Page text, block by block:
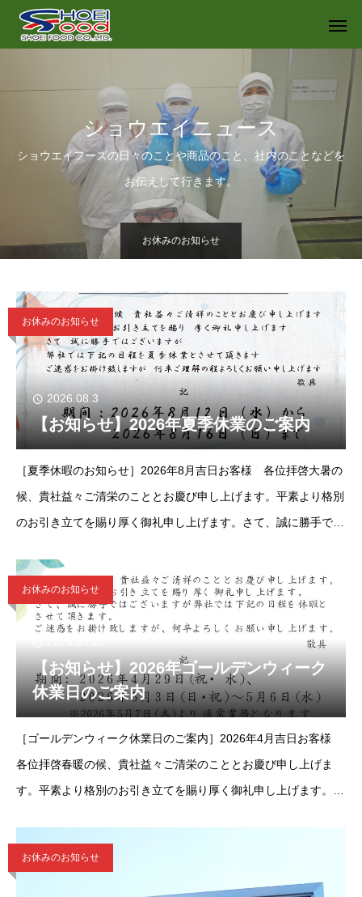
ショウエイニュース
ショウエイフーズの日々のことや商品のこと、社内のことなどを
お伝えして行きます。
お休みのお知らせ
お休みのお知らせ
2026.08.3
【お知らせ】2026年夏季休業のご案内
［夏季休暇のお知らせ］2026年8月吉日お客様 各位拝啓大暑の
候、貴社益々ご清栄のこととお慶び申し上げます。平素より格別
のお引き立てを賜り厚く御礼申し上げます。さて、誠に勝手では
惑をお掛
お休みのお知らせ
【お知らせ】2026年ゴールデンウィーク
休業日のご案内
［ゴールデンウィーク休業日のご案内］2026年4月吉日お客様
各位拝啓春暖の候、貴社益々ご清栄のこととお慶び申し上げま
す。平素より格別のお引き立てを賜り厚く御礼申し上げます。さ
て頂きます。
お休みのお知らせ